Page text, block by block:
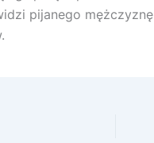
pijanego